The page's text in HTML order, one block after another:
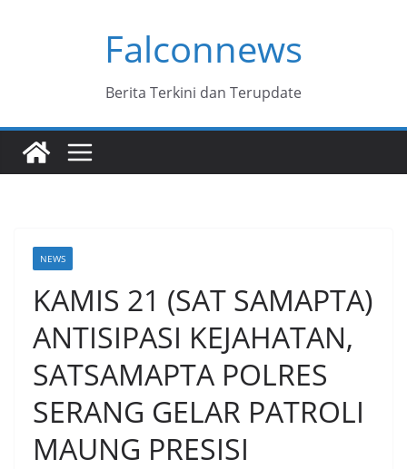
Falconnews
Berita Terkini dan Terupdate
NEWS
KAMIS 21 (SAT SAMAPTA)
ANTISIPASI KEJAHATAN,
SATSAMAPTA POLRES
SERANG GELAR PATROLI
MAUNG PRESISI